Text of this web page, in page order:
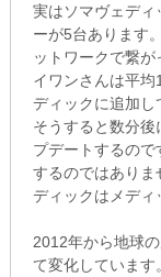
実はソマヴェディ
ーが5台あります
ットワークで繋が
イワンさんは平均
ディックに追加し
そうすると数分
プデートするの
するのではありま
ディックはメディ
2012年から地球
て変化しています。